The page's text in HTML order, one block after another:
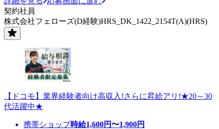
契約社員
株式会社フェローズ(D経験)HRS_DK_1422_2154T(A)(HRS)
【ドコモ】業界経験者向け高収入!さらに昇給アリ!★20～30
代活躍中★
携帯ショップ時給1,600円〜1,900円